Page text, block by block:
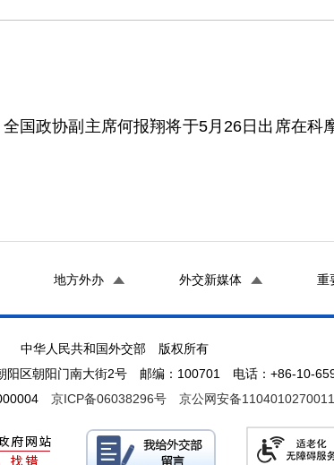
国政协副主席何报翔将于5月26日出席在科
地方外办 外交新媒体 重
中华人民共和国外交部 版权所有
阳区朝阳门南大街2号 邮编：100701 电话：+86-10-
京ICP备06038296号 京公网安备